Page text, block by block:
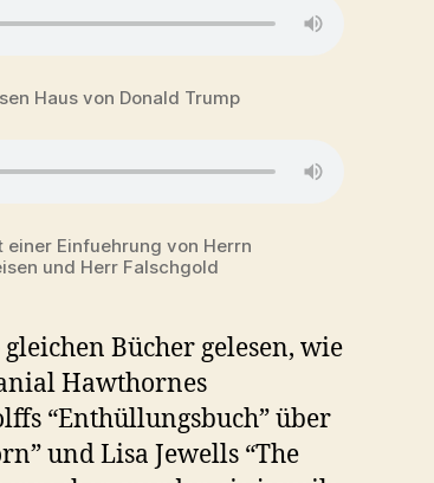
Haus von Donald Trump
einer Einfuehrung von Herrn
und Herr Falschgold
Bücher gelesen, wie
Hawthornes
“Enthüllungsbuch” über
und Lisa Jewells “The